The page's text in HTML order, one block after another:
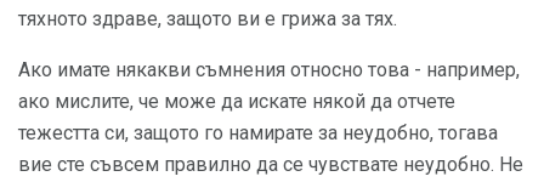
тяхното здраве, защото ви е грижа за тях.
Ако имате някакви съмнения относно това - например,
ако мислите, че може да искате някой да отчете
тежестта си, защото го намирате за неудобно, тогава
вие сте съвсем правилно да се чувствате неудобно. Не